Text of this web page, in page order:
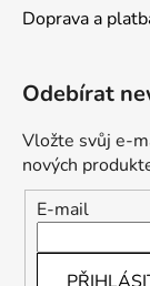
Doprava a
Odebírat
Vložte svůj e-
nových
E-mail